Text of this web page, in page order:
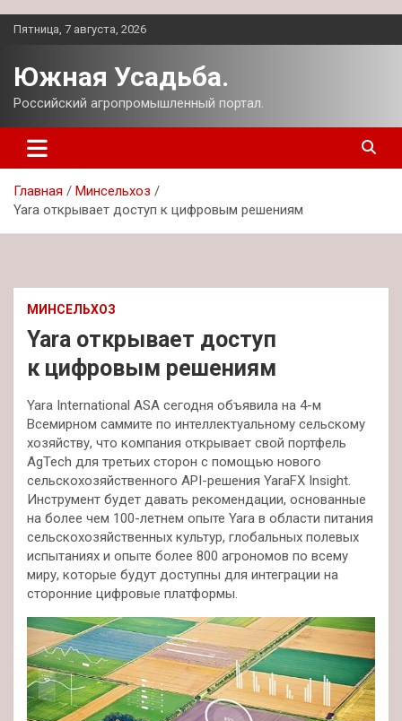
Перейти
Пятница, 7 августа, 2026
Южная Усадьба.
Российский агропромышленный портал.
Главная
Минсельхоз
Yara открывает доступ к цифровым решениям
МИНСЕЛЬХОЗ
Yara открывает доступ
к цифровым решениям
Yara International ASA сегодня объявила на 4-м
Всемирном саммите по интеллектуальному сельскому
хозяйству, что компания открывает свой портфель
AgTech для третьих сторон с помощью нового
сельскохозяйственного API-решения YaraFX Insight.
Инструмент будет давать рекомендации, основанные
на более чем 100-летнем опыте Yara в области питания
сельскохозяйственных культур, глобальных полевых
испытаниях и опыте более 800 агрономов по всему
миру, которые будут доступны для интеграции на
сторонние цифровые платформы.